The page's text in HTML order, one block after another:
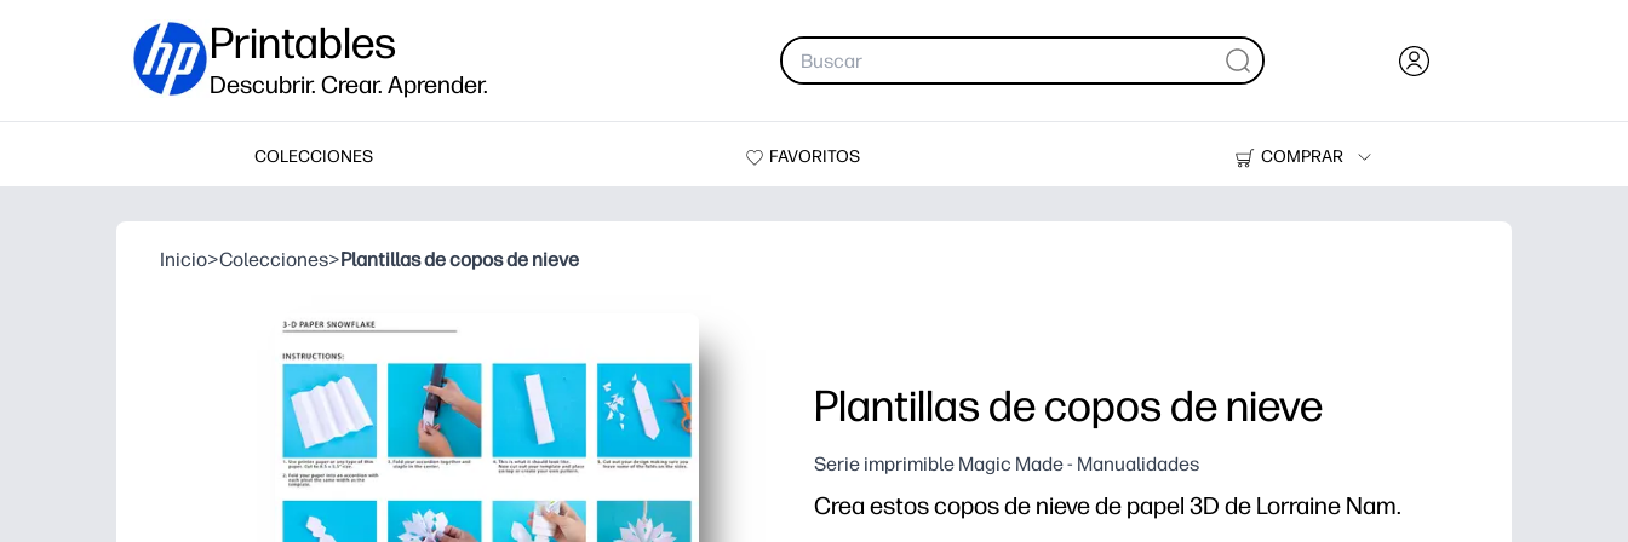
Printables
Descubrir. Crear. Aprender.
COLECCIONES FAVORITOS
COMPRAR
Impresoras
Inicio>Colecciones>Plantillas de copos de nieve
Plantillas de copos de nieve
Serie imprimible Magic Made - Manualidades
Crea estos copos de nieve de papel 3D de Lorraine Nam.